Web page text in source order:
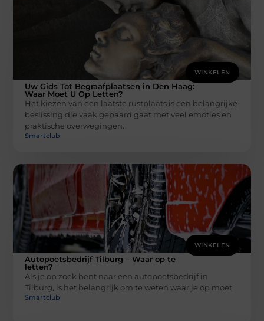
WINKELEN
Uw Gids Tot Begraafplaatsen in Den Haag:
Waar Moet U Op Letten?
Het kiezen van een laatste rustplaats is een belangrijke
beslissing die vaak gepaard gaat met veel emoties en
praktische overwegingen.
Smartclub
WINKELEN
Autopoetsbedrijf Tilburg – Waar op te
letten?
Als je op zoek bent naar een autopoetsbedrijf in
Tilburg, is het belangrijk om te weten waar je op moet
Smartclub